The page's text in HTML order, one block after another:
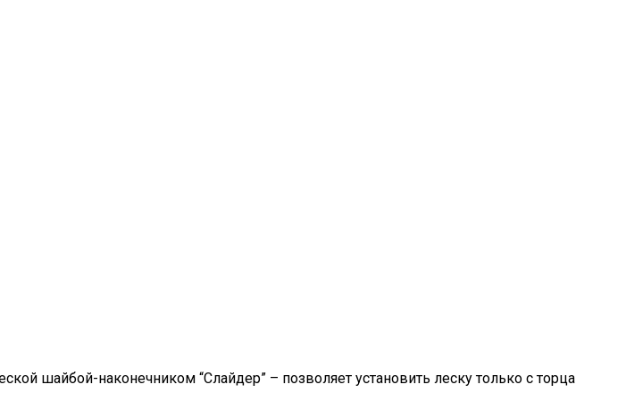
шайбой-наконечником “Слайдер” – позволяет установить леску только с торца